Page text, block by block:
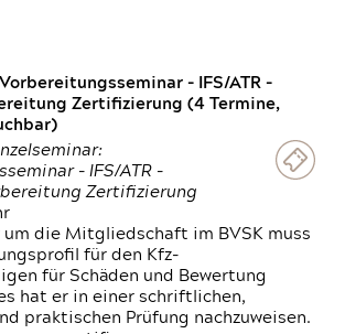
- IFS/ATR -
Zertifizierung (4 Termine,
- IFS/ATR -
Zertifizierung
um die Mitgliedschaft im BVSK muss
für den Kfz-
für Schäden und Bewertung
hat er in einer schriftlichen,
praktischen Prüfung nachzuweisen.